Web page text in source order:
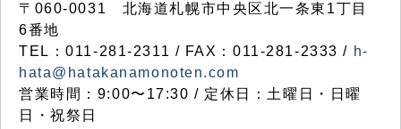
〒060-0031 北海道札幌市中央区北一条東1丁目
6番地
TEL：011-281-2311 / FAX：011-281-2333 / h-
hata@hatakanamonoten.com
営業時間：9:00〜17:30 / 定休日：土曜日・日曜
日・祝祭日